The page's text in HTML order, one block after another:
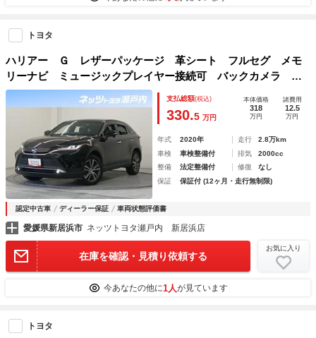
トヨタ
ハリアー Ｇ レザーパッケージ 革シート フルセグ メモ
リーナビ ミュージックプレイヤー接続可 バックカメラ 衝
突被害軽減システム ＥＴＣ ドラレコ ＬＥＤヘッドランプ
支払総額(税込)
330.5 万円
本体価格
318
万円
諸費用
12.5
万円
年式 2020年 走行
2.8万km
車検
車検整備付 排気
2000cc
整備
法定整備付 修復
なし
保証
保証付 (12ヶ月・走行無制限)
認定中古車 ディーラー保証 車両状態評価書
愛媛県新居浜市 ネッツトヨタ瀬戸内 新居浜店
在庫を確認・見積り依頼する
お気に入り
今あなたの他に1人が見ています
トヨタ